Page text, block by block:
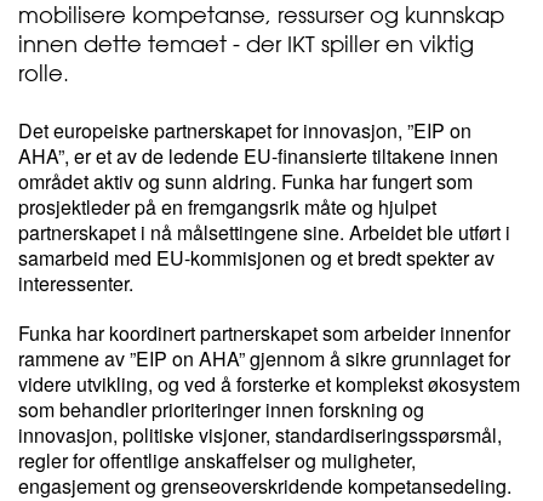
mobilisere kompetanse, ressurser og kunnskap
innen dette temaet - der IKT spiller en viktig
rolle.
Det europeiske partnerskapet for innovasjon, ”EIP on
AHA”, er et av de ledende EU-finansierte tiltakene innen
området aktiv og sunn aldring. Funka har fungert som
prosjektleder på en fremgangsrik måte og hjulpet
partnerskapet i nå målsettingene sine. Arbeidet ble utført i
samarbeid med EU-kommisjonen og et bredt spekter av
interessenter.
Funka har koordinert partnerskapet som arbeider innenfor
rammene av ”EIP on AHA” gjennom å sikre grunnlaget for
videre utvikling, og ved å forsterke et komplekst økosystem
som behandler prioriteringer innen forskning og
innovasjon, politiske visjoner, standardiseringsspørsmål,
regler for offentlige anskaffelser og muligheter,
engasjement og grenseoverskridende kompetansedeling.